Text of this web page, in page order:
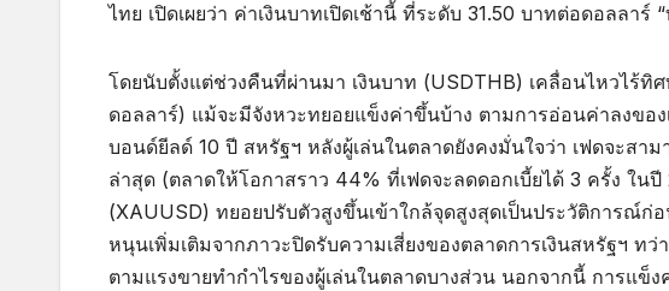
ไทย เปิดเผยว่า ค่าเงินบาทเปิดเช้านี้ ที่ระดับ 31.50 บาทต่อดอลลา
โดยนับตั้งแต่ช่วงคืนที่ผ่านมา เงินบาท (USDTHB) เคลื่อนไหวไร้ทิ
ดอลลาร์) แม้จะมีจังหวะทยอยแข็งค่าขึ้นบ้าง ตามการอ่อนค่าลงขอ
บอนด์ยีลด์ 10 ปี สหรัฐฯ หลังผู้เล่นในตลาดยังคงมั่นใจว่า เฟดจะสา
ล่าสุด (ตลาดให้โอกาสราว 44% ที่เฟดจะลดดอกเบี้ยได้ 3 ครั้ง ใ
(XAUUSD) ทยอยปรับตัวสูงขึ้นเข้าใกล้จุดสูงสุดเป็นประวัติการณ์
หนุนเพิ่มเติมจากภาวะปิดรับความเสี่ยงของตลาดการเงินสหรัฐฯ ท
ตามแรงขายทำกำไรของผู้เล่นในตลาดบางส่วน นอกจากนี้ การแข็